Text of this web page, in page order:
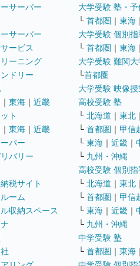
サーバー
サーバー
ービス
ーニング
ドリー
｜ 東海 ｜ 近畿
ト
｜ 東海 ｜ 近畿
パー
バリー
税サイト
ーム
収納スペース
大学受験 塾・
└ 首都圏 ｜ 東海 ｜
大学受験 個別
└ 首都圏 ｜ 東海 ｜
大学受験 難関
└首都圏
大学受験 映像授
高校受験 塾
└ 北海道 ｜ 東北 ｜
└ 首都圏 ｜ 甲信
└ 東海 ｜ 近畿 ｜
└ 九州・沖縄
高校受験 個別指
└ 北海道 ｜ 東北 ｜
└ 首都圏 ｜ 甲信
└ 東海 ｜ 近畿 ｜
└ 九州・沖縄
中学受験 塾
└ 首都圏 ｜ 東海 ｜